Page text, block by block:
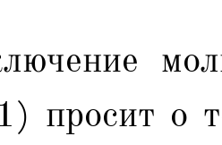
просит о